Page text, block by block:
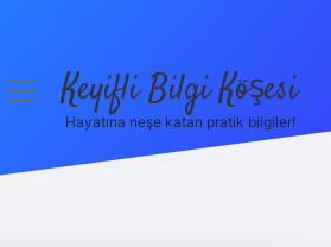
menüyüKeyifli Bilgi Köşesi
Hayatına neşe katan pratik bilgiler!